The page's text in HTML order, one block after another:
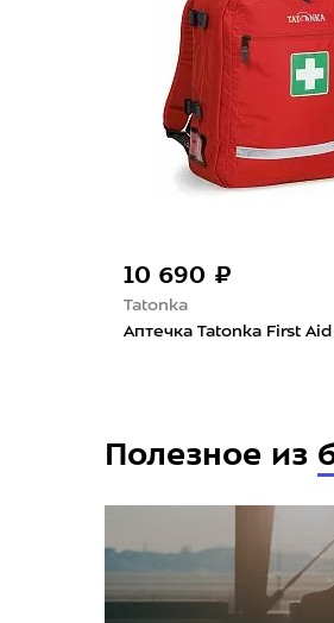
10 690 ₽
Tatonka
Аптечка Tatonka First Aid
Полезное из